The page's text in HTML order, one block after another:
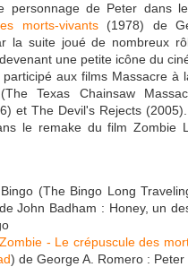
personnage de Peter dans
morts-vivants(1978) de
la suite joué de nombreux
une petite icône du
aux films Massacre à
Texas Chainsaw
et The Devil's Rejects
le remake du film Zombie
(The Bingo Long
John Badham : Honey, un
Zombie - Le crépuscule des
) de George A. Romero : Peter